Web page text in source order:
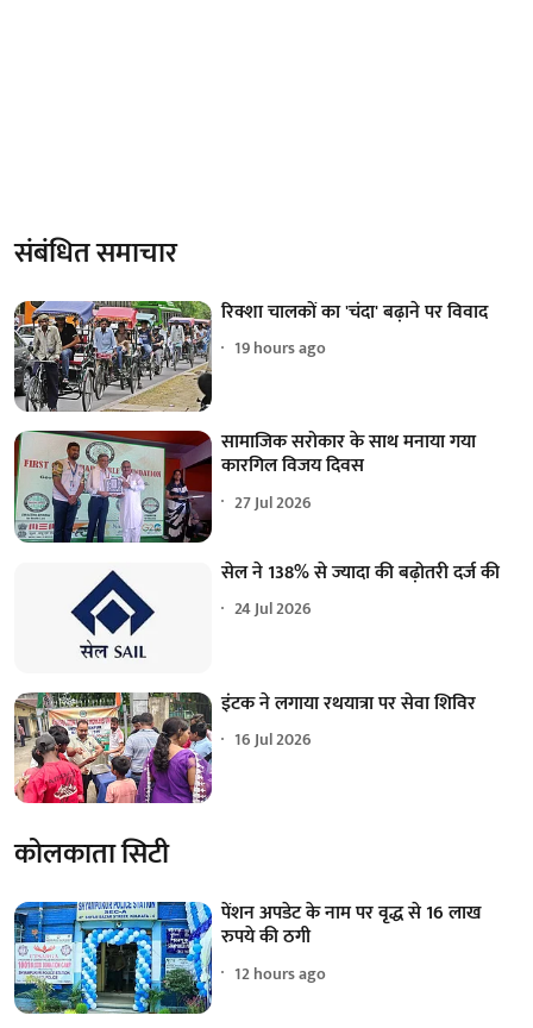
संबंधित समाचार
रिक्शा चालकों का 'चंदा' बढ़ाने पर विवाद
19 hours ago
सामाजिक सरोकार के साथ मनाया गया
कारगिल विजय दिवस
27 Jul 2026
सेल ने 138% से ज्यादा की बढ़ोतरी दर्ज की
24 Jul 2026
इंटक ने लगाया रथयात्रा पर सेवा शिविर
16 Jul 2026
कोलकाता सिटी
पेंशन अपडेट के नाम पर वृद्ध से 16 लाख
रुपये की ठगी
12 hours ago